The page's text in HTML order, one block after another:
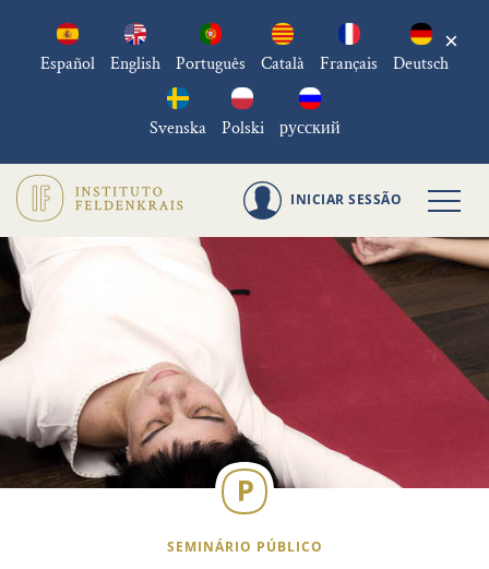
Español English Português Català Français Deutsch
Svenska Polski русский
×
INICIAR SESSÃO
SEMINÁRIO PÚBLICO